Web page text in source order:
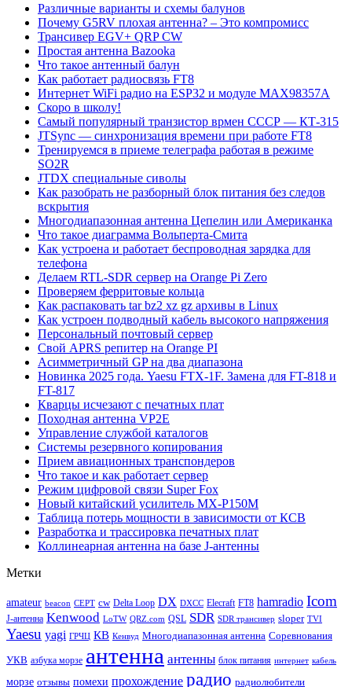
Различные варианты и схемы балунов
Почему G5RV плохая антенна? – Это компромисс
Трансивер EGV+ QRP CW
Простая антенна Bazooka
Что такое антенный балун
Как работает радиосвязь FT8
Интернет WiFi радио на ESP32 и модуле MAX98357A
Скоро в школу!
Самый популярный транзистор врмен СССР — КТ-315
JTSync — синхронизация времени при работе FT8
Тренируемся в приеме телеграфа работая в режиме
SO2R
JTDX специальные сиволы
Как разобрать не разборный блок питания без следов
вскрытия
Многодиапазонная антенна Цепелин или Американка
Что такое диаграмма Вольперта-Смита
Как устроена и работает беспроводная зарядка для
телефона
Делаем RTL-SDR сервер на Orange Pi Zero
Проверяем ферритовые кольца
Как распаковать tar bz2 xz gz архивы в Linux
Как устроен подводный кабель высокого напряжения
Персональный почтовый сервер
Свой APRS репитер на Orange PI
Асимметричный GP на два диапазона
Новинка 2025 года. Yaesu FTX-1F. Замена для FT-818 и
FT-817
Кварцы исчезают с печатных плат
Походная антенна VP2E
Управление службой каталогов
Системы резервного копирования
Прием авиационных транспондеров
Что такое и как работает сервер
Режим цифровой связи Super Fox
Новый китайский усилитель MX-P150M
Таблица потерь мощности в зависимости от КСВ
Разработка и трассировка печатных плат
Коллинеарная антенна на базе J-антенны
Метки
amateur beacon CEPT cw Delta Loop DX DXCC Elecraft FT8 hamradio Icom
J-антенна Kenwood LoTW QRZ.com QSL SDR SDR трансивер sloper TVI
Yaesu yagi ГРЧЦ КВ Кенвуд Многодиапазонная антенна Соревнования
УКВ азбука морзе антенна антенны блок питания интернет кабель
морзе отзывы помехи прохождение радио радиолюбители